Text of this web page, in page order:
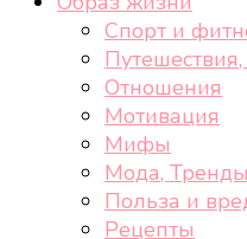
Спорт и
Отношения
Мотивация
Мифы
Мода,
Польза и
Рецепты